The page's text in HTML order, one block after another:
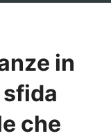
in
che